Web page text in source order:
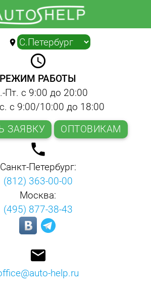
location_on ▼
query_builder
РЕЖИМ РАБОТЫ
Пт. с 9:00 до 20:00
с 9:00/10:00 до 18:00
ЗАЯВКУ
ОПТОВИКАМ
local_phone
Санкт-Петербург:
(812) 363-00-00
Москва:
(495) 877-38-43
email
help.ru